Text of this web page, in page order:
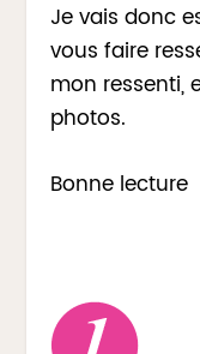
Je vais donc
vous faire
mon ressenti,
photos.
Bonne lecture